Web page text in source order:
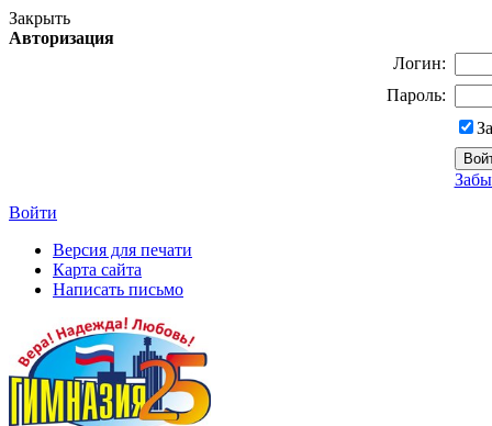
Закрыть
Авторизация
Логин:
Пароль:
Войти
Версия для печати
Карта сайта
Написать письмо